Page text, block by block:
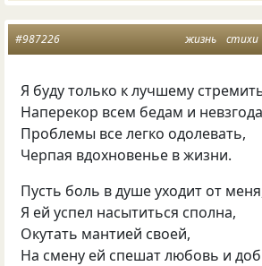
жизнь стихи
#987226
Я буду только к лучшему
Наперекор всем бедам и
Проблемы все легко одолевать,
Черпая вдохновенье в жизни.
Пусть боль в душе уходит от
Я ей успел насытиться сполна,
Окутать мантией своей,
На смену ей спешат любовь и